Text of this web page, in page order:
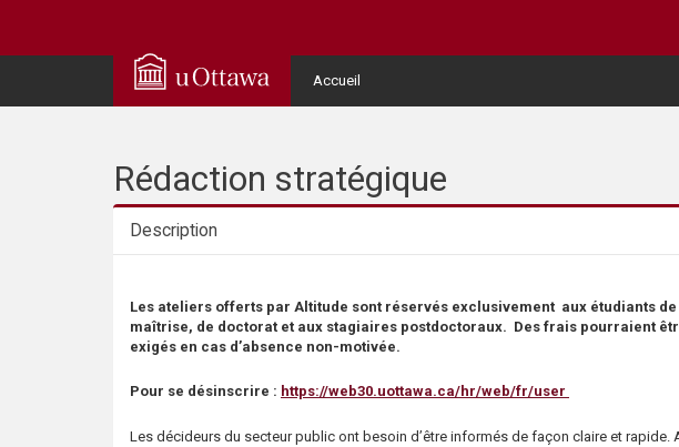
Accueil
User
Menu
Rédaction stratégique
Description
Les ateliers offerts par Altitude sont réservés exclusivement aux étudiants de
maîtrise, de doctorat et aux stagiaires postdoctoraux. Des frais pourraient
exigés en cas d’absence non-motivée.
Pour se désinscrire : https://web30.uottawa.ca/hr/web/fr/user
Les décideurs du secteur public ont besoin d’être informés de façon claire et rapide.